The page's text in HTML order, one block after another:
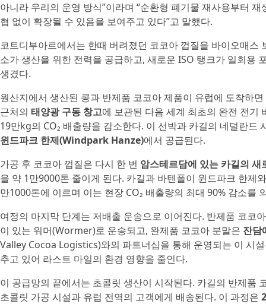
아니라 우리의 운영 방식”이라며 “순환형 폐기물 재사용부터
협 없이 확장될 수 있음을 보여주고 있다”고 말했다.
코트디부아르에서는 한때 버려졌던 코코아 껍질을 바이오매
소가 생산을 위한 전력을 공급하고, 새로운 ISO 탱크가 일회용
생겼다.
원산지에서 생산된 콩과 반제품 코코아 제품이 유럽에 도착하
근처의 태양광 구동 창고에 보관된 다음 세계 최초의 완전 전
19만kg의 CO₂ 배출량을 감소한다. 이 선박과 카길의 네덜란
윈드파크 한제(Windpark Hanze)에서 공급된다.
가공 후 코코아 껍질은 다시 한 번 암스테르담에 있는 카길의
을 약 1만9000톤 줄이게 된다. 카길과 바텐폴이 윈드파크 한제
만1000톤에 이르며 이는 현장 CO₂ 배출량의 최대 90% 감소를
여정의 마지막 단계는 저배출 운송으로 이어진다. 반제품 코코
이 있는 워머(Wormer)로 운송되고, 완제품 코코아 분말은 잔담
Valley Cocoa Logistics)와의 파트너십을 통해 운영되는 이 시
추고 있어 라스트 마일의 환경 영향을 줄인다.
이 공급망의 끝에서는 초콜릿 생산이 시작된다. 카길의 반제품
초콜릿 가공 시설과 유럽 전역의 고객에게 배송된다. 이 과정은